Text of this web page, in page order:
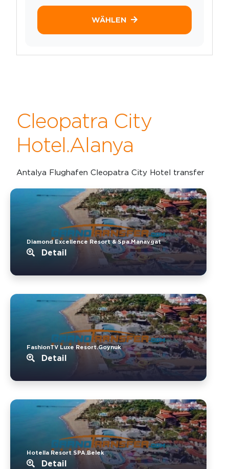
WÄHLEN
Cleopatra City
Hotel.Alanya
Antalya Flughafen Cleopatra City Hotel transfer
Diamond Excellence Resort & Spa.Manavgat
Detail
FashionTV Luxe Resort.Goynuk
Detail
Hotella Resort SPA.Belek
Detail